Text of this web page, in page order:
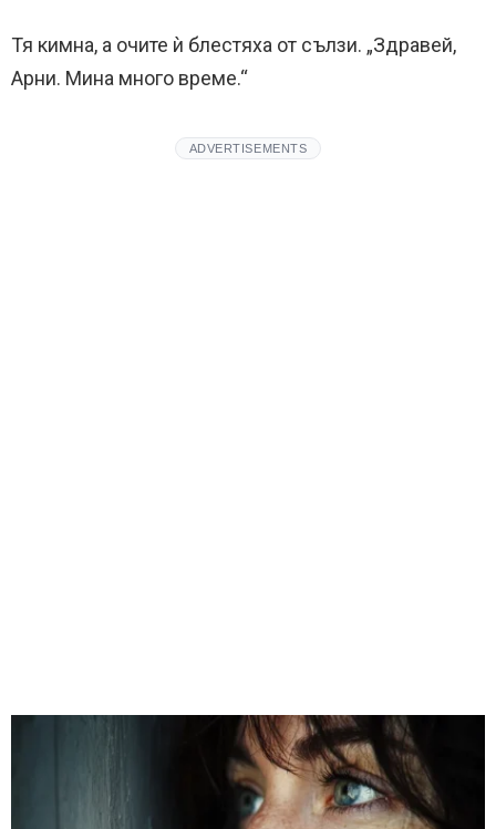
Тя кимна, а очите ѝ блестяха от сълзи. „Здравей,
Арни. Мина много време.“
ADVERTISEMENTS